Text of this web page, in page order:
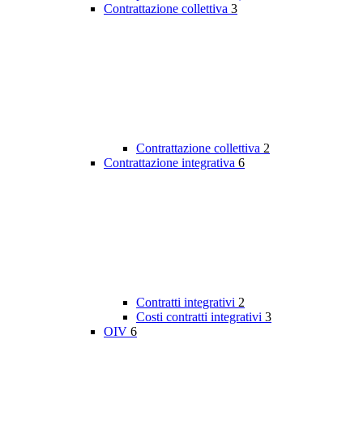
Contrattazione collettiva 3
Contrattazione collettiva 2
Contrattazione integrativa 6
Contratti integrativi 2
Costi contratti integrativi 3
OIV 6